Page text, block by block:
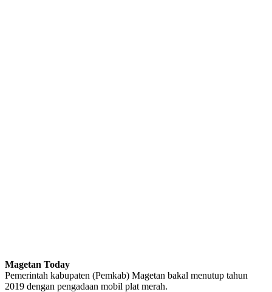
Magetan Today
Pemerintah kabupaten (Pemkab) Magetan bakal menutup tahun
2019 dengan pengadaan mobil plat merah.